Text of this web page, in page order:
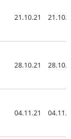
21.10.21
28.10.21
04.11.21